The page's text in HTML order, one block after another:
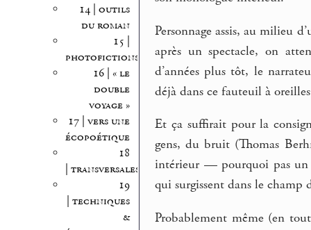
14 | outils
du roman
15 |
photofictions
16 | « le
double
voyage »
17 | vers une
écopoétique
18
| transversales
19
| techniques
&
Personnage assis, au milieu
après un spectacle, on
d’années plus tôt, le
déjà dans ce fauteuil à
Et ça suffirait pour la
gens, du bruit (Thomas
intérieur — pourquoi pas un
qui surgissent dans le champ
Probablement même (en